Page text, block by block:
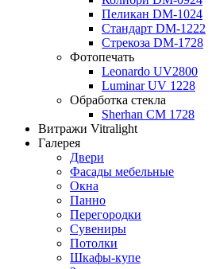
Пеликан DM-1024
Стандарт DM-1222
Стрекоза DM-1728
Фотопечать
Leonardo UV2800
Luminar UV 1228
Обработка стекла
Sherhan CM 1728
Витражи Vitralight
Галерея
Двери
Фасады мебельные
Окна
Панно
Перегородки
Сувениры
Потолки
Шкафы-купе